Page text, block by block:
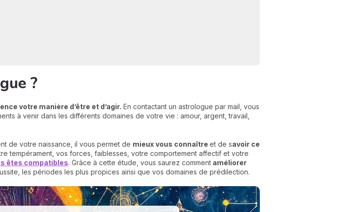
?
votre manière d’être et d’agir. En contactant un astrologue par mail, vous
à venir dans les différents domaines de votre vie : amour, argent, travail,
de votre naissance, il vous permet de mieux vous connaître et de savoir ce
tempérament, vos forces, faiblesses, votre comportement affectif et votre
êtes compatibles. Grâce à cette étude, vous saurez comment améliorer
les périodes les plus propices ainsi que vos domaines de prédilection.